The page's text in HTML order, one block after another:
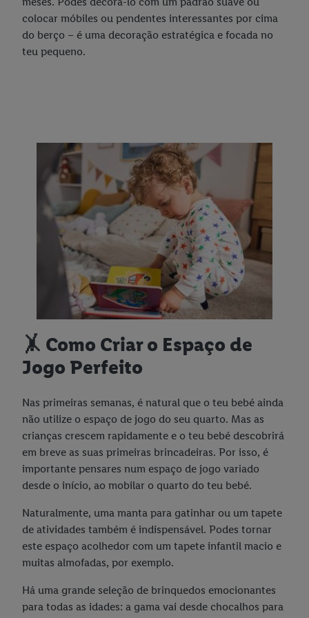
colocar móbiles ou pendentes interessantes por cima
do berço – é uma decoração estratégica e focada no
teu pequeno.
🤸 Como Criar o Espaço de
Jogo Perfeito
Nas primeiras semanas, é natural que o teu bebé ainda
não utilize o espaço de jogo do seu quarto. Mas as
crianças crescem rapidamente e o teu bebé descobrirá
em breve as suas primeiras brincadeiras. Por isso, é
importante pensares num espaço de jogo variado
desde o início, ao mobilar o quarto do teu bebé.
Naturalmente, uma manta para gatinhar ou um tapete
de atividades também é indispensável. Podes tornar
este espaço acolhedor com um tapete infantil macio e
muitas almofadas, por exemplo.
Há uma grande seleção de brinquedos emocionantes
para todas as idades: a gama vai desde chocalhos para